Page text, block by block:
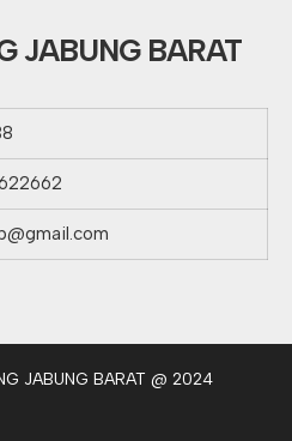
JABUNG BARAT
JABUNG BARAT @ 2024